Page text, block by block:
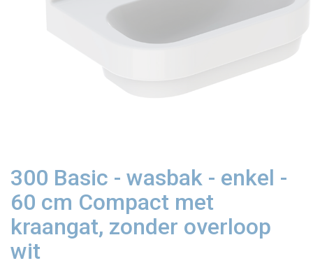
300 Basic - wasbak - enkel -
60 cm Compact met
kraangat, zonder overloop
wit